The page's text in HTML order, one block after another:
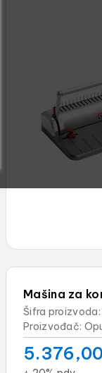
Mašina za
Šifra proizvoda:
Proizvođač: